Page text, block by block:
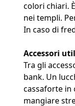
colori chiari.
nei templi.
In caso di
Accessori
Tra gli
bank. Un
cassaforte in
mangiare